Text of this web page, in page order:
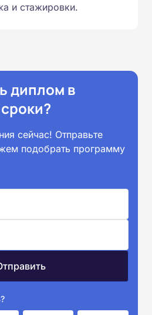
и стажировки.
диплом в
сейчас! Отправьте
подобрать программу